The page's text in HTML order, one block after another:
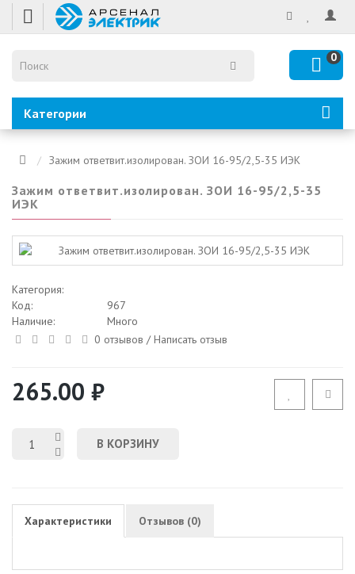
0
Категории
Зажим ответвит.изолирован. ЗОИ 16-95/2,5-35 ИЭК
Зажим ответвит.изолирован. ЗОИ 16-95/2,5-35
ИЭК
Категория:
Код:
967
Наличие:
Много
0 отзывов /Написать отзыв
265.00 ₽
В КОРЗИНУ
Характеристики Отзывов (0)